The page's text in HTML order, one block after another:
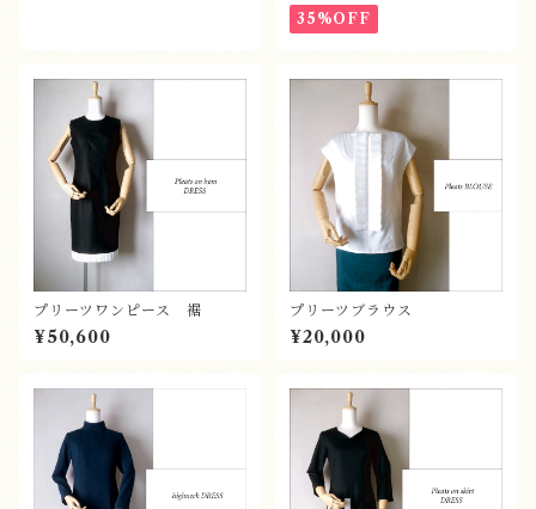
35%OFF
プリーツワンピース 裾
¥50,600
プリーツブラウス
¥20,000